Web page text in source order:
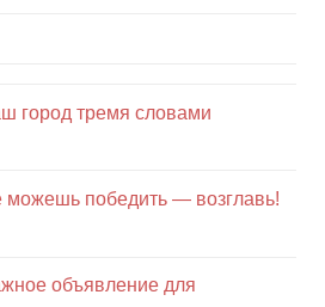
город тремя словами
можешь победить — возглавь!
объявление для